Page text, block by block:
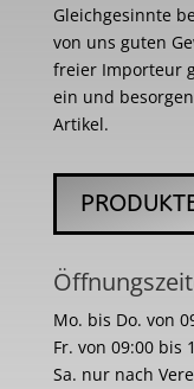
Gleichgesinnte
von uns guten
freier Importeur
ein und
Artikel.
Mo. bis Do. von
Fr. von 09:00 bis
Sa. nur nach